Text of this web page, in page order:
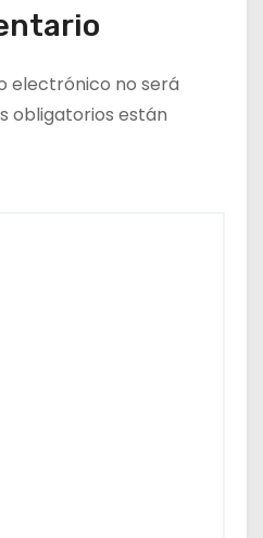
electrónico no será
obligatorios están